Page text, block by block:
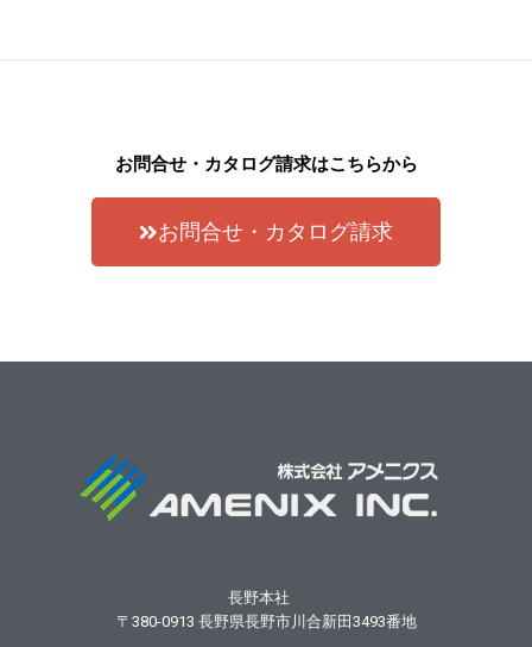
お問合せ・カタログ請求はこちらから
お問合せ・カタログ請求
長野本社
〒380-0913 長野県長野市川合新田3493番地